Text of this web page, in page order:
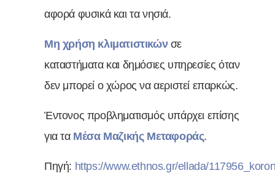
αφορά φυσικά και τα νησιά.
Μη χρήση κλιματιστικώνσε
καταστήματα και δημόσιες υπηρεσίες όταν
δεν μπορεί ο χώρος να αεριστεί επαρκώς.
Έντονος προβληματισμός υπάρχει επίσης
για τα Μέσα Μαζικής Μεταφοράς.
Πηγή: https://www.ethnos.gr/ellada/